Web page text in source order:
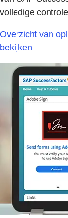
volledige
Overzicht van
bekijken